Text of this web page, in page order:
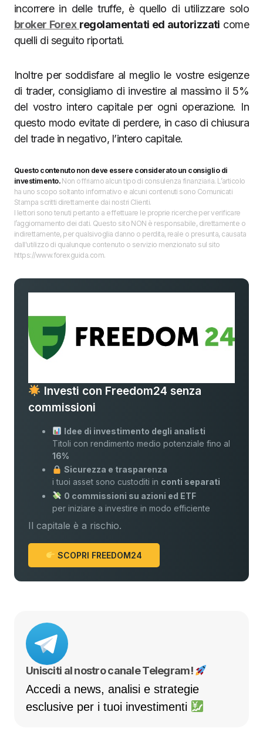
incorrere in delle truffe, è quello di utilizzare solo
broker Forex regolamentati ed autorizzati come
quelli di seguito riportati.
Inoltre per soddisfare al meglio le vostre esigenze
di trader, consigliamo di investire al massimo il 5%
del vostro intero capitale per ogni operazione. In
questo modo evitate di perdere, in caso di chiusura
del trade in negativo, l’intero capitale.
Questo contenuto non deve essere considerato un consiglio di
investimento.Non offriamo alcun tipo di consulenza finanziaria. L’articolo
ha uno scopo soltanto informativo e alcuni contenuti sono Comunicati
Stampa scritti direttamente dai nostri Clienti.
I lettori sono tenuti pertanto a effettuare le proprie ricerche per verificare
l’aggiornamento dei dati. Questo sito NON è responsabile, direttamente o
indirettamente, per qualsivoglia danno o perdita, reale o presunta, causata
dall'utilizzo di qualunque contenuto o servizio menzionato sul sito
https://www.forexguida.com.
Investi con Freedom24 senza
commissioni
Idee di investimento degli analisti
Titoli con rendimento medio potenziale fino al
16%
Sicurezza e trasparenza
i tuoi asset sono custoditi in conti separati
0 commissioni su azioni ed ETF
per iniziare a investire in modo efficiente
Il capitale è a rischio.
SCOPRI FREEDOM24
Unisciti al nostro canale Telegram!
Accedi a news, analisi e strategie
esclusive per i tuoi investimenti